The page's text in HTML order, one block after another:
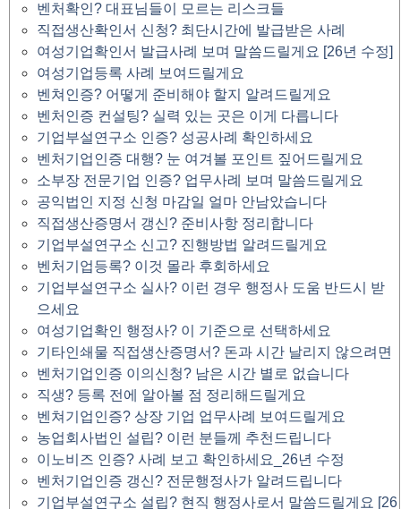
벤처확인? 대표님들이 모르는 리스크들
직접생산확인서 신청? 최단시간에 발급받은 사례
여성기업확인서 발급사례 보며 말씀드릴게요 [26년 수정]
여성기업등록 사례 보여드릴게요
벤쳐인증? 어떻게 준비해야 할지 알려드릴게요
벤처인증 컨설팅? 실력 있는 곳은 이게 다릅니다
기업부설연구소 인증? 성공사례 확인하세요
벤처기업인증 대행? 눈 여겨볼 포인트 짚어드릴게요
소부장 전문기업 인증? 업무사례 보며 말씀드릴게요
공익법인 지정 신청 마감일 얼마 안남았습니다
직접생산증명서 갱신? 준비사항 정리합니다
기업부설연구소 신고? 진행방법 알려드릴게요
벤처기업등록? 이것 몰라 후회하세요
기업부설연구소 실사? 이런 경우 행정사 도움 반드시 받
으세요
여성기업확인 행정사? 이 기준으로 선택하세요
기타인쇄물 직접생산증명서? 돈과 시간 날리지 않으려면
벤처기업인증 이의신청? 남은 시간 별로 없습니다
직생? 등록 전에 알아볼 점 정리해드릴게요
벤쳐기업인증? 상장 기업 업무사례 보여드릴게요
농업회사법인 설립? 이런 분들께 추천드립니다
이노비즈 인증? 사례 보고 확인하세요_26년 수정
벤처기업인증 갱신? 전문행정사가 알려드립니다
기업부설연구소 설립? 현직 행정사로서 말씀드릴게요 [26